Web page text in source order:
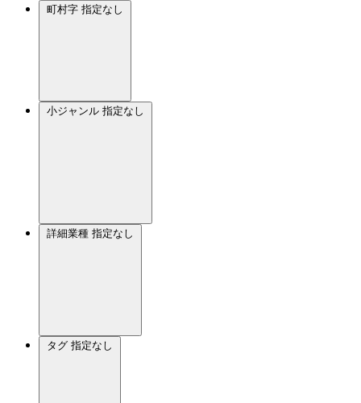
町村字 指定なし
小ジャンル 指定なし
詳細業種 指定なし
タグ 指定なし